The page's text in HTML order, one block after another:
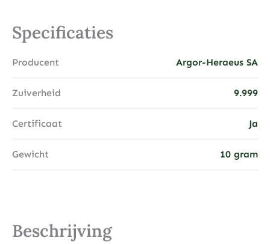
Specificaties
Producent Argor-Heraeus SA
Zuiverheid 9.999
Certificaat Ja
Gewicht 10 gram
Beschrijving